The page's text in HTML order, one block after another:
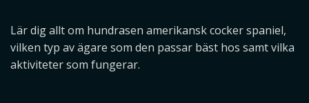
Lär dig allt om hundrasen amerikansk cocker spaniel,
vilken typ av ägare som den passar bäst hos samt vilka
aktiviteter som fungerar.